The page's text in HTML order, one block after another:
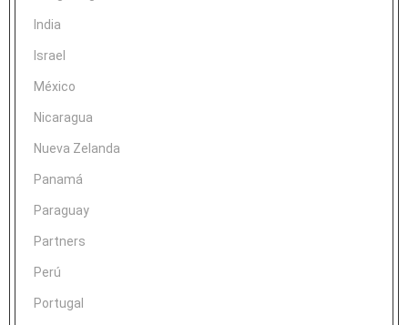
India
Israel
México
Nicaragua
Nueva Zelanda
Panamá
Paraguay
Partners
Perú
Portugal